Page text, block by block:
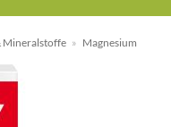
Mineralstoffe » Magnesium